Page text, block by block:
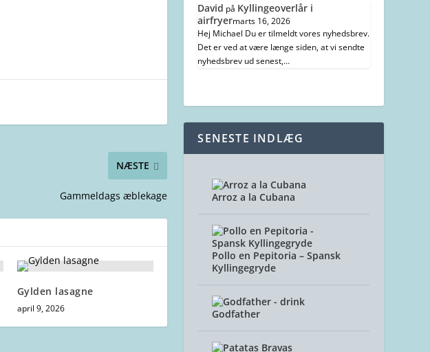
NÆSTE
Gammeldags æblekage
Gylden lasagne
april 9, 2026
David på Kyllingeoverlår i
airfryermarts 16, 2026
Hej Michael Du er tilmeldt vores nyhedsbrev.
Det er ved at være længe siden, at vi sendte
nyhedsbrev ud senest,…
SENESTE INDLÆG
Arroz a la Cubana
Pollo en Pepitoria – Spansk
Kyllingegryde
Godfather